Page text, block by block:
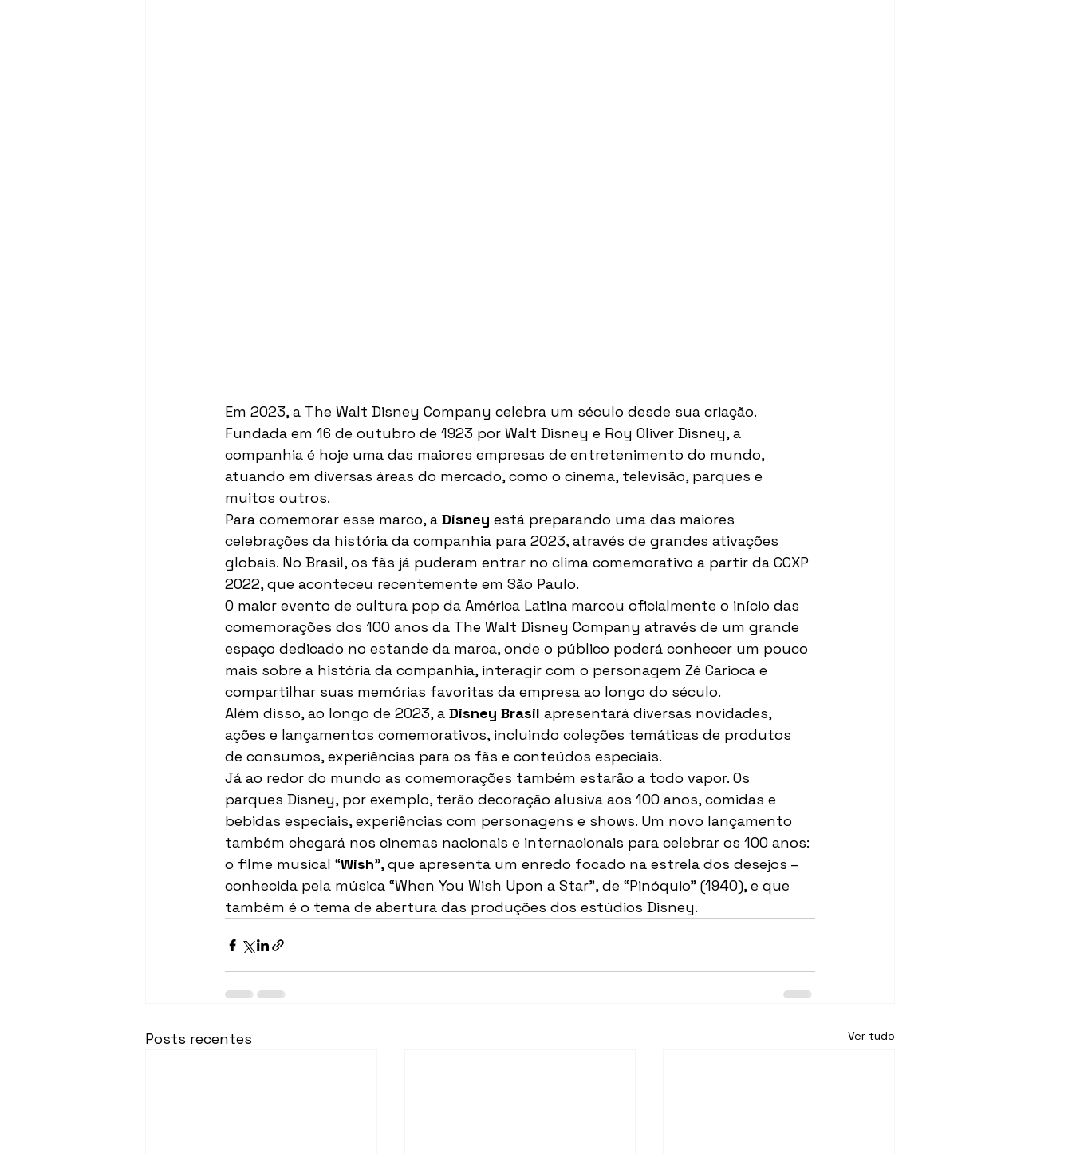
Em 2023, a The Walt Disney Company celebra um século desde sua criação.
Fundada em 16 de outubro de 1923 por Walt Disney e Roy Oliver Disney, a
companhia é hoje uma das maiores empresas de entretenimento do mundo,
atuando em diversas áreas do mercado, como o cinema, televisão, parques e
muitos outros.
Para comemorar esse marco, a Disney está preparando uma das maiores
celebrações da história da companhia para 2023, através de grandes ativações
globais. No Brasil, os fãs já puderam entrar no clima comemorativo a partir da CCXP
2022, que aconteceu recentemente em São Paulo.
O maior evento de cultura pop da América Latina marcou oficialmente o início das
comemorações dos 100 anos da The Walt Disney Company através de um grande
espaço dedicado no estande da marca, onde o público poderá conhecer um pouco
mais sobre a história da companhia, interagir com o personagem Zé Carioca e
compartilhar suas memórias favoritas da empresa ao longo do século.
Além disso, ao longo de 2023, a Disney Brasil apresentará diversas novidades,
ações e lançamentos comemorativos, incluindo coleções temáticas de produtos
de consumos, experiências para os fãs e conteúdos especiais.
Já ao redor do mundo as comemorações também estarão a todo vapor. Os
parques Disney, por exemplo, terão decoração alusiva aos 100 anos, comidas e
bebidas especiais, experiências com personagens e shows. Um novo lançamento
também chegará nos cinemas nacionais e internacionais para celebrar os 100 anos:
o filme musical “Wish”, que apresenta um enredo focado na estrela dos desejos –
conhecida pela música “When You Wish Upon a Star”, de “Pinóquio” (1940), e que
também é o tema de abertura das produções dos estúdios Disney.
Posts recentes Ver tudo